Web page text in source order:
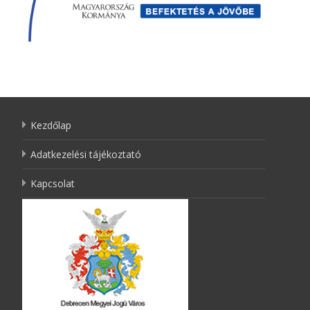
Kezdőlap
Adatkezelési tájékoztató
Kapcsolat